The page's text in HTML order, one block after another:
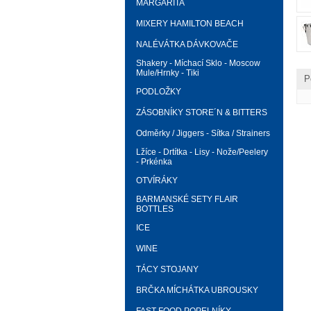
MARGARITA
MIXERY HAMILTON BEACH
NALÉVÁTKA DÁVKOVAČE
Shakery - Míchací Sklo - Moscow
Mule/Hrnky - Tiki
PODLOŽKY
ZÁSOBNÍKY STORE´N & BITTERS
Odměrky / Jiggers - Sítka / Strainers
Lžíce - Drtítka - Lisy - Nože/Peelery
- Prkénka
OTVÍRÁKY
BARMANSKÉ SETY FLAIR
BOTTLES
ICE
WINE
TÁCY STOJANY
BRČKA MÍCHÁTKA UBROUSKY